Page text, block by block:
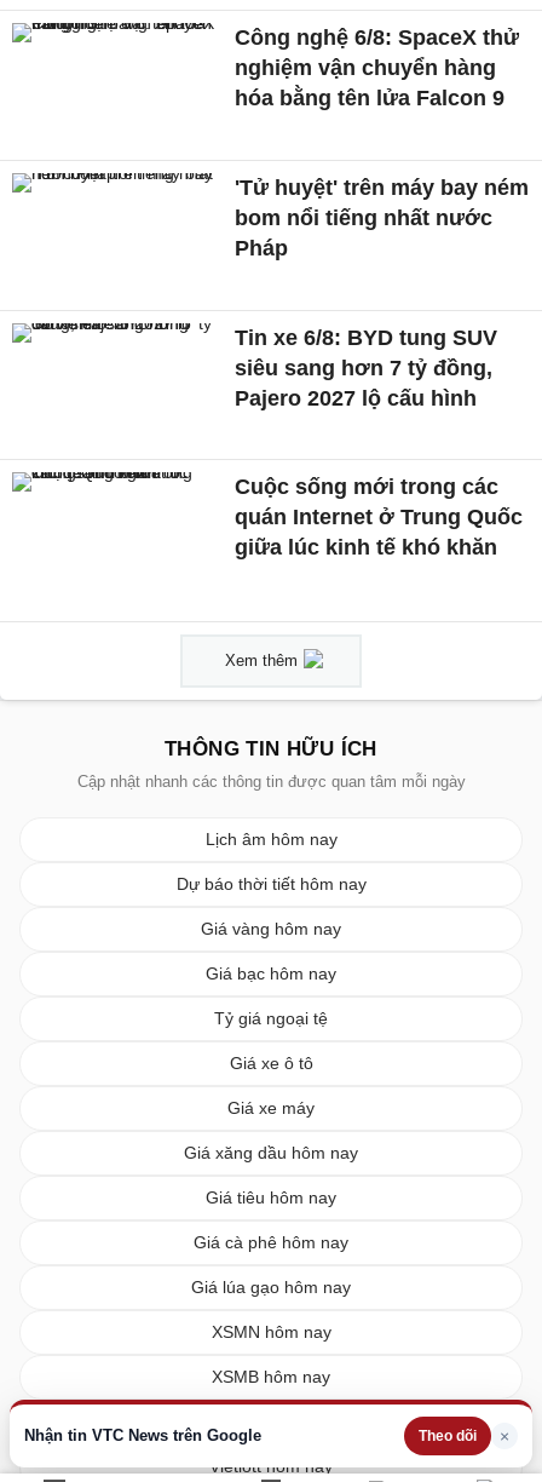
Nhận tin VTC News trên Google Theo dõi ×
Công nghệ 6/8: SpaceX thử
nghiệm vận chuyển hàng
hóa bằng tên lửa Falcon 9
'Tử huyệt' trên máy bay ném
bom nổi tiếng nhất nước
Pháp
Tin xe 6/8: BYD tung SUV
siêu sang hơn 7 tỷ đồng,
Pajero 2027 lộ cấu hình
Cuộc sống mới trong các
quán Internet ở Trung Quốc
giữa lúc kinh tế khó khăn
Xem thêm
THÔNG TIN HỮU ÍCH
Cập nhật nhanh các thông tin được quan tâm mỗi ngày
Lịch âm hôm nay
Dự báo thời tiết hôm nay
Giá vàng hôm nay
Giá bạc hôm nay
Tỷ giá ngoại tệ
Giá xe ô tô
Giá xe máy
Giá xăng dầu hôm nay
Giá tiêu hôm nay
Giá cà phê hôm nay
Giá lúa gạo hôm nay
XSMN hôm nay
XSMB hôm nay
Vietlott hôm nay